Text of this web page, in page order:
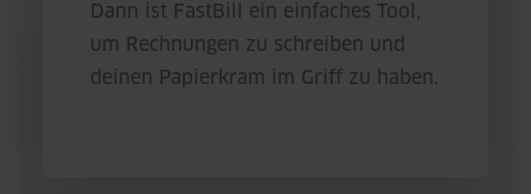
Dann ist FastBill ein einfaches Tool,
um Rechnungen zu schreiben und
deinen Papierkram im Griff zu haben.